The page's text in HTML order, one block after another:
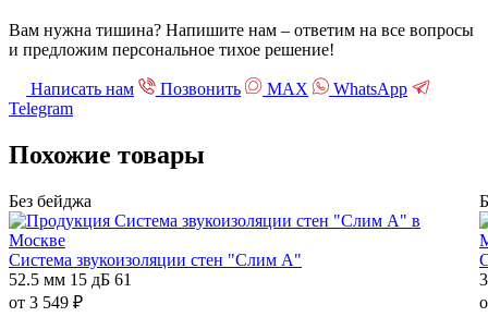
Вам нужна тишина? Напишите нам – ответим на все вопросы
и предложим персональное тихое решение!
Написать нам Позвонить МАХ
WhatsApp
Telegram
Похожие товары
Без бейджа
Система звукоизоляции стен "Слим А"
52.5 мм 15 дБ 61
от 3 549 ₽